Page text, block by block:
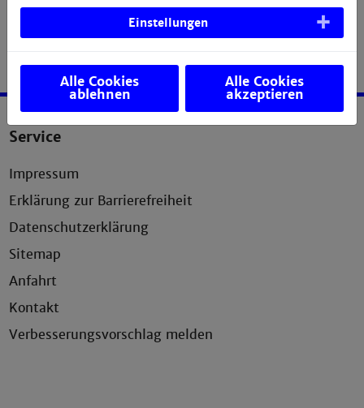
Service
Impressum
Erklärung zur Barrierefreiheit
Datenschutzerklärung
Sitemap
Anfahrt
Kontakt
Verbesserungsvorschlag melden
Einstellungen
Alle Cookies
ablehnen
Alle Cookies
akzeptieren